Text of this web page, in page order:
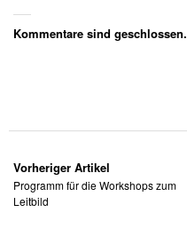
Kommentare sind geschlossen.
Vorheriger Artikel
Programm für die Workshops zum
Leitbild